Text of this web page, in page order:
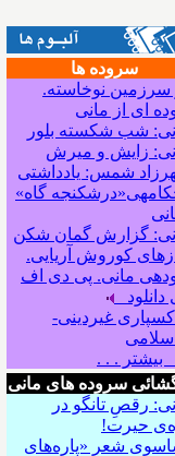
سروده ها
سرزمین نوخاسته.
ای از مانی
شب شکسته بلور
زایش و میرش
شمس: یادداشتی
گاه»
گزارش گمان شکن
کوروش آریایی.
مانی. پی دی اف
دانلود
غیردینی-
. . .
سروده های مانی
رقصِ تانگو در
حیرت!
شعرِ «پاره‌های